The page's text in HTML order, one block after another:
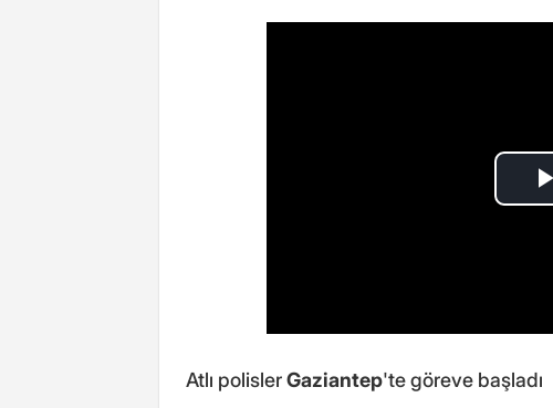
Atlı polislerGaziantep'te göreve başladı